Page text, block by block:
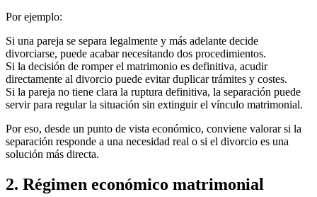
Por ejemplo:
Si una pareja se separa legalmente y más adelante decide
divorciarse, puede acabar necesitando dos procedimientos.
Si la decisión de romper el matrimonio es definitiva, acudir
directamente al divorcio puede evitar duplicar trámites y costes.
Si la pareja no tiene clara la ruptura definitiva, la separación puede
servir para regular la situación sin extinguir el vínculo matrimonial.
Por eso, desde un punto de vista económico, conviene valorar si la
separación responde a una necesidad real o si el divorcio es una
solución más directa.
2. Régimen económico matrimonial